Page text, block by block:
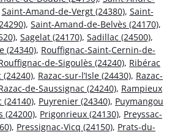
Saint-Amand-de-Vergt (24380), Saint-
, Saint-Amand-de-Belvès (24170),
, Sagelat (24170), Sadillac (24500),
(24340), Rouffignac-Saint-Cernin-de-
de-Sigoulès (24240), Ribérac
(24240), Razac-sur-l’Isle (24430), Razac-
de-Saussignac (24240), Rampieux
(24140), Puyrenier (24340), Puymangou
(24200), Prigonrieux (24130), Preyssac-
, Pressignac-Vicq (24150), Prats-du-